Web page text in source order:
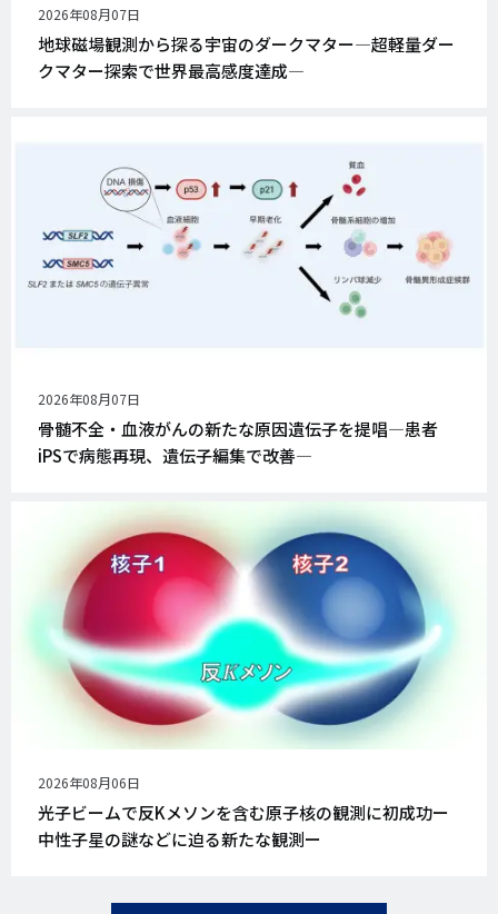
公
開
日
2026年08月07日
地球磁場観測から探る宇宙のダークマター―超軽量ダー
クマター探索で世界最高感度達成―
公
開
日
2026年08月07日
骨髄不全・血液がんの新たな原因遺伝子を提唱―患者
iPSで病態再現、遺伝子編集で改善―
公
開
日
2026年08月06日
光子ビームで反Kメソンを含む原子核の観測に初成功ー
中性子星の謎などに迫る新たな観測ー